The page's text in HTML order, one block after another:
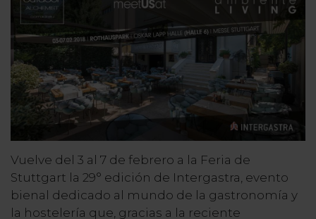
Vuelve del 3 al 7 de febrero a la Feria de
Stuttgart la 29° edición de Intergastra, evento
bienal dedicado al mundo de la gastronomía y
la hostelería que, gracias a la reciente